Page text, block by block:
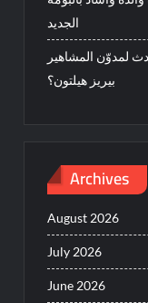
الجديد
لمدوّن المشاهير
بيريز هيلتون؟
Archives
August 2026
July 2026
June 2026